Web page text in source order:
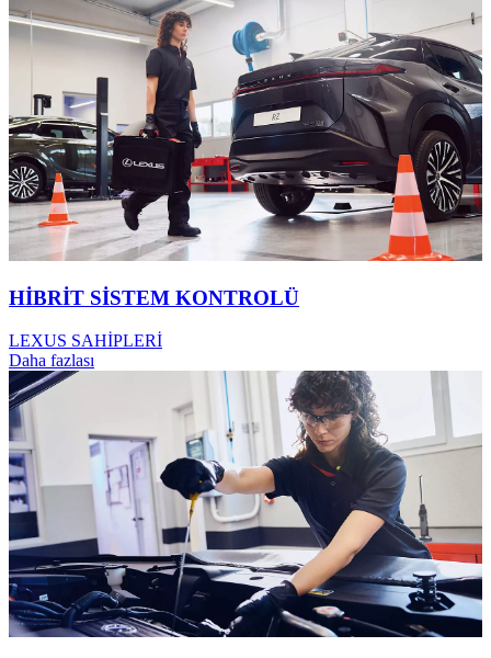
HİBRİT SİSTEM KONTROLÜ
LEXUS SAHİPLERİ
Daha fazlası